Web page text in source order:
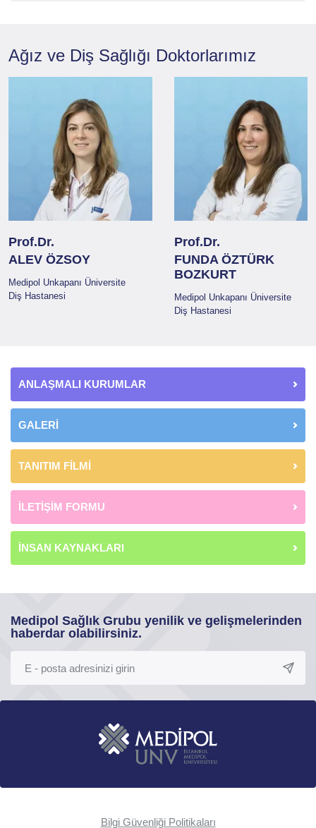
Ağız ve Diş Sağlığı Doktorlarımız
Prof.Dr.
ALEV ÖZSOY
Medipol Unkapanı Üniversite
Diş Hastanesi
Prof.Dr.
FUNDA ÖZTÜRK
BOZKURT
Medipol Unkapanı Üniversite
Diş Hastanesi
ANLAŞMALI KURUMLAR
GALERİ
TANITIM FİLMİ
İLETİŞİM FORMU
İNSAN KAYNAKLARI
Medipol Sağlık Grubu yenilik ve gelişmelerinden
haberdar olabilirsiniz.
Bilgi Güvenliği Politikaları